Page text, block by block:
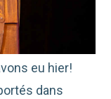
eu hier!
dans